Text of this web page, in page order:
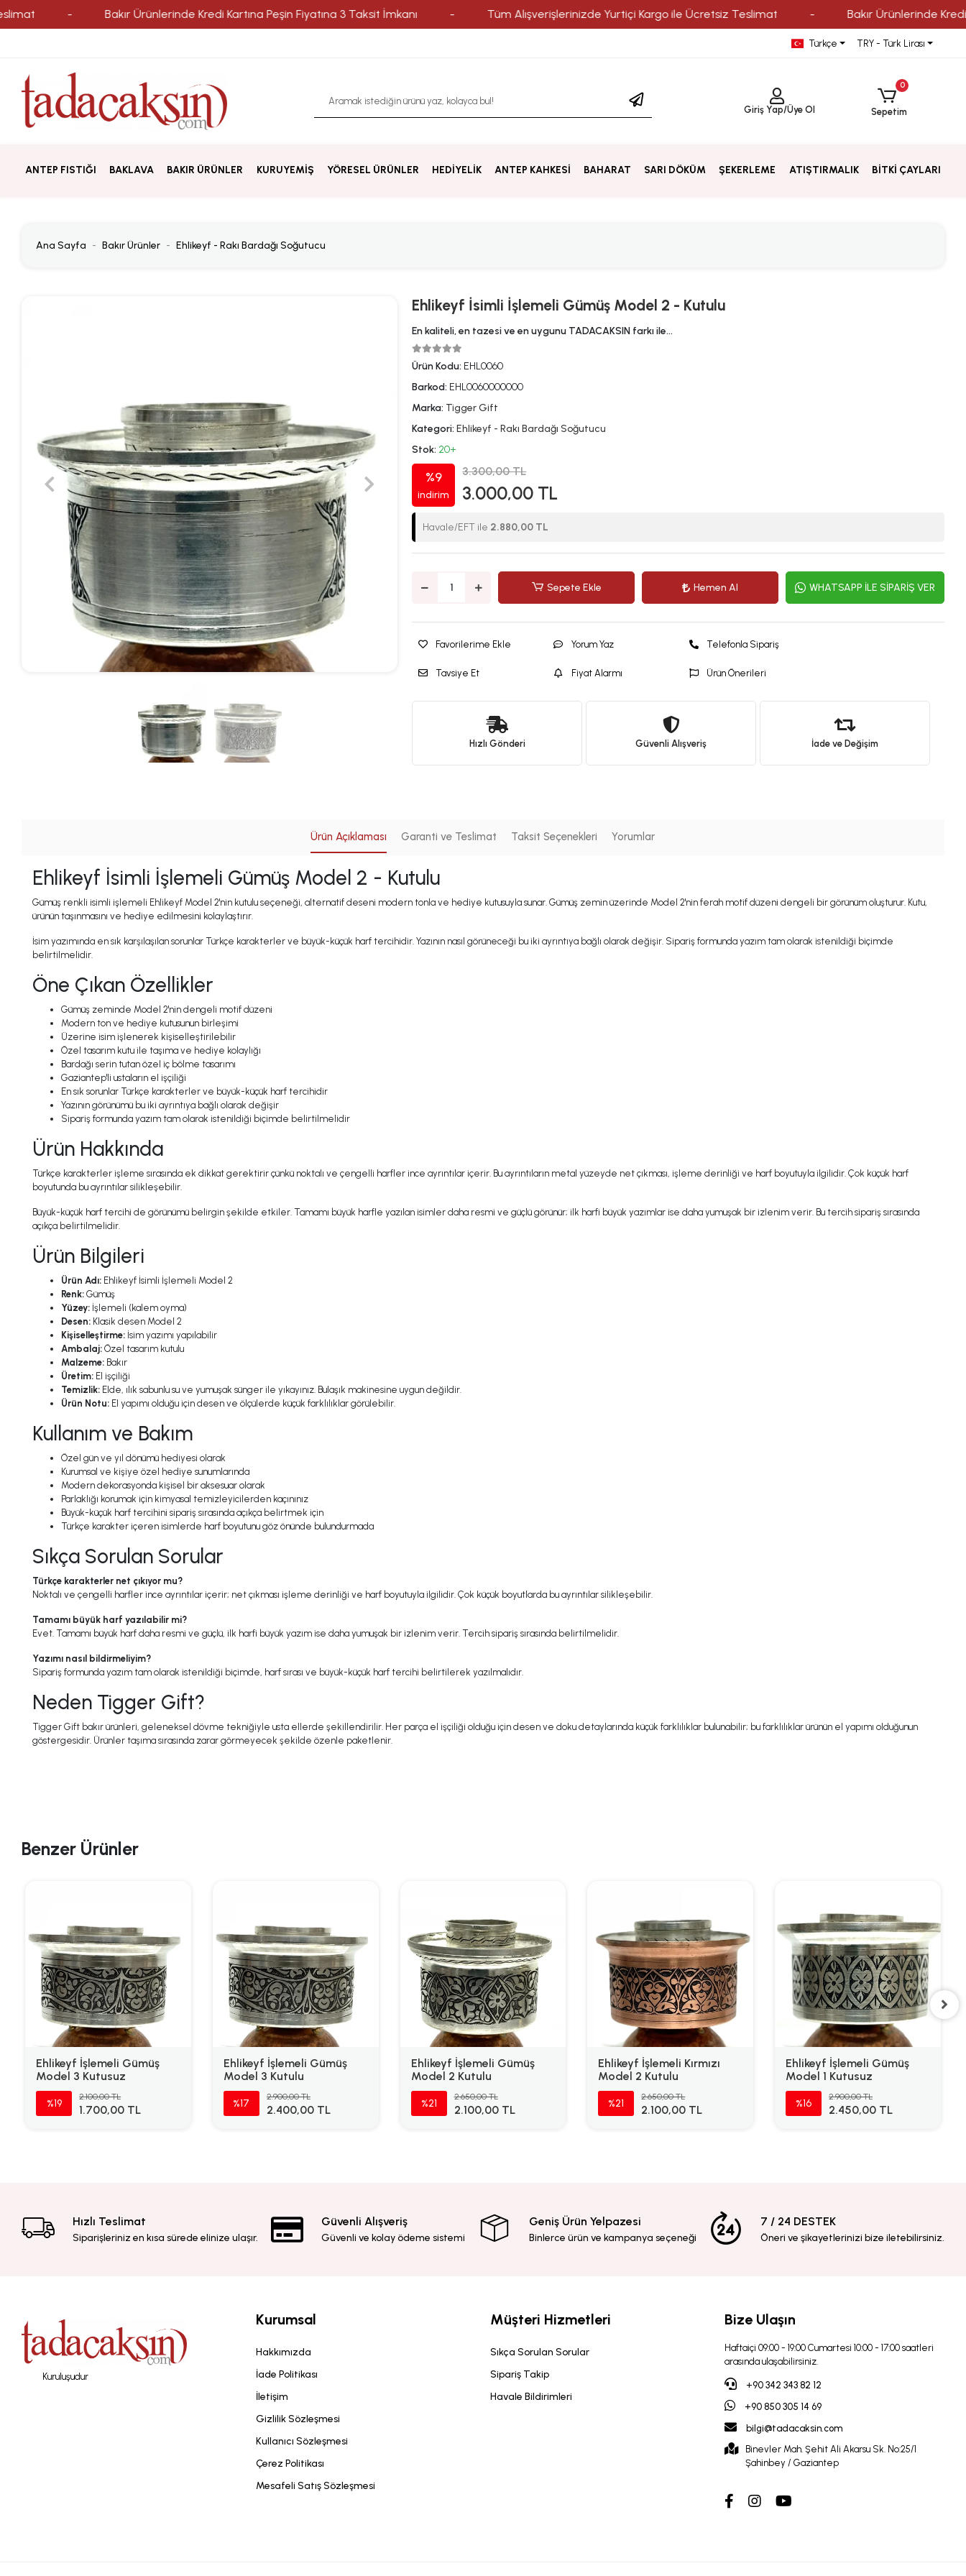
- Bakır Ürünlerinde Kredi Kartına Peşin Fiyatına 3 Taksit İmkanı - Tüm Alışverişlerinizde Yurtiçi Kargo ile Ücretsiz Teslimat - Bakır Ürünlerinde Kredi
Türkçe TRY - Türk Lirası
Giriş Yap/Üye Ol
0
Sepetim
ANTEP FISTIĞI BAKLAVA BAKIR ÜRÜNLER KURUYEMİŞ YÖRESEL ÜRÜNLER HEDİYELİK ANTEP KAHKESİ BAHARAT SARI DÖKÜM ŞEKERLEME ATIŞTIRMALIK BİTKİ ÇAYLARI
Ana Sayfa Bakır Ürünler Ehlikeyf - Rakı Bardağı Soğutucu
Ehlikeyf İsimli İşlemeli Gümüş Model 2 - Kutulu
En kaliteli, en tazesi ve en uygunu TADACAKSIN farkı ile…
Ürün Kodu: EHL0060
Barkod: EHL0060000000
Marka: Tigger Gift
Kategori:Ehlikeyf - Rakı Bardağı Soğutucu
Stok: 20+
%9
indirim
3.300,00 TL
3.000,00 TL
Havale/EFT ile 2.880,00 TL
Sepete Ekle Hemen Al WHATSAPP İLE SİPARİŞ VER
Favorilerime Ekle
Tavsiye Et
Yorum Yaz
Fiyat Alarmı
Telefonla Sipariş
Ürün Önerileri
Hızlı Gönderi Güvenli Alışveriş İade ve Değişim
Ürün Açıklaması Garanti ve Teslimat Taksit Seçenekleri Yorumlar
Ehlikeyf İsimli İşlemeli Gümüş Model 2 - Kutulu
Gümüş renkli isimli işlemeli Ehlikeyf Model 2'nin kutulu seçeneği, alternatif deseni modern tonla ve hediye kutusuyla sunar. Gümüş zemin üzerinde Model 2'nin ferah motif düzeni dengeli bir görünüm oluşturur. Kutu,
ürünün taşınmasını ve hediye edilmesini kolaylaştırır.
İsim yazımında en sık karşılaşılan sorunlar Türkçe karakterler ve büyük-küçük harf tercihidir. Yazının nasıl görüneceği bu iki ayrıntıya bağlı olarak değişir. Sipariş formunda yazım tam olarak istenildiği biçimde
belirtilmelidir.
Öne Çıkan Özellikler
Gümüş zeminde Model 2'nin dengeli motif düzeni
Modern ton ve hediye kutusunun birleşimi
Üzerine isim işlenerek kişiselleştirilebilir
Özel tasarım kutu ile taşıma ve hediye kolaylığı
Bardağı serin tutan özel iç bölme tasarımı
Gaziantep'li ustaların el işçiliği
En sık sorunlar Türkçe karakterler ve büyük-küçük harf tercihidir
Yazının görünümü bu iki ayrıntıya bağlı olarak değişir
Sipariş formunda yazım tam olarak istenildiği biçimde belirtilmelidir
Ürün Hakkında
Türkçe karakterler işleme sırasında ek dikkat gerektirir çünkü noktalı ve çengelli harfler ince ayrıntılar içerir. Bu ayrıntıların metal yüzeyde net çıkması, işleme derinliği ve harf boyutuyla ilgilidir. Çok küçük harf
boyutunda bu ayrıntılar silikleşebilir.
Büyük-küçük harf tercihi de görünümü belirgin şekilde etkiler. Tamamı büyük harfle yazılan isimler daha resmi ve güçlü görünür; ilk harfi büyük yazımlar ise daha yumuşak bir izlenim verir. Bu tercih sipariş sırasında
açıkça belirtilmelidir.
Ürün Bilgileri
Ürün Adı: Ehlikeyf İsimli İşlemeli Model 2
Renk: Gümüş
Yüzey: İşlemeli (kalem oyma)
Desen: Klasik desen Model 2
Kişiselleştirme: İsim yazımı yapılabilir
Ambalaj: Özel tasarım kutulu
Malzeme: Bakır
Üretim: El işçiliği
Temizlik: Elde, ılık sabunlu su ve yumuşak sünger ile yıkayınız. Bulaşık makinesine uygun değildir.
Ürün Notu: El yapımı olduğu için desen ve ölçülerde küçük farklılıklar görülebilir.
Kullanım ve Bakım
Özel gün ve yıl dönümü hediyesi olarak
Kurumsal ve kişiye özel hediye sunumlarında
Modern dekorasyonda kişisel bir aksesuar olarak
Parlaklığı korumak için kimyasal temizleyicilerden kaçınınız
Büyük-küçük harf tercihini sipariş sırasında açıkça belirtmek için
Türkçe karakter içeren isimlerde harf boyutunu göz önünde bulundurmada
Sıkça Sorulan Sorular
Türkçe karakterler net çıkıyor mu?
Noktalı ve çengelli harfler ince ayrıntılar içerir; net çıkması işleme derinliği ve harf boyutuyla ilgilidir. Çok küçük boyutlarda bu ayrıntılar silikleşebilir.
Tamamı büyük harf yazılabilir mi?
Evet. Tamamı büyük harf daha resmi ve güçlü, ilk harfi büyük yazım ise daha yumuşak bir izlenim verir. Tercih sipariş sırasında belirtilmelidir.
Yazımı nasıl bildirmeliyim?
Sipariş formunda yazım tam olarak istenildiği biçimde, harf sırası ve büyük-küçük harf tercihi belirtilerek yazılmalıdır.
Neden Tigger Gift?
Tigger Gift bakır ürünleri, geleneksel dövme tekniğiyle usta ellerde şekillendirilir. Her parça el işçiliği olduğu için desen ve doku detaylarında küçük farklılıklar bulunabilir; bu farklılıklar ürünün el yapımı olduğunun
göstergesidir. Ürünler taşıma sırasında zarar görmeyecek şekilde özenle paketlenir.
Benzer Ürünler
Ehlikeyf İşlemeli Gümüş
Model 3 Kutusuz
%19
2.100,00 TL
1.700,00 TL
Ehlikeyf İşlemeli Gümüş
Model 3 Kutulu
%17
2.900,00 TL
2.400,00 TL
Ehlikeyf İşlemeli Gümüş
Model 2 Kutulu
%21
2.650,00 TL
2.100,00 TL
Ehlikeyf İşlemeli Kırmızı
Model 2 Kutulu
%21
2.650,00 TL
2.100,00 TL
Ehlikeyf İşlemeli Gümüş
Model 1 Kutusuz
%16
2.900,00 TL
2.450,00 TL
Hızlı Teslimat
Siparişleriniz en kısa sürede elinize ulaşır.
Güvenli Alışveriş
Güvenli ve kolay ödeme sistemi
Geniş Ürün Yelpazesi
Binlerce ürün ve kampanya seçeneği
7 / 24 DESTEK
Öneri ve şikayetlerinizi bize iletebilirsiniz.
Kuruluşudur
Kurumsal
Hakkımızda
İade Politikası
İletişim
Gizlilik Sözleşmesi
Kullanıcı Sözleşmesi
Çerez Politikası
Mesafeli Satış Sözleşmesi
Müşteri Hizmetleri
Sıkça Sorulan Sorular
Sipariş Takip
Havale Bildirimleri
Bize Ulaşın
Haftaiçi 09:00 - 19:00 Cumartesi 10:00 - 17:00 saatleri
arasında ulaşabilirsiniz.
+90 342 343 82 12
+90 850 305 14 69
bilgi@tadacaksin.com
Binevler Mah. Şehit Ali Akarsu Sk. No:25/1
Şahinbey / Gaziantep